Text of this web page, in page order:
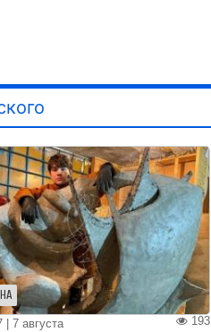
193
7 августа